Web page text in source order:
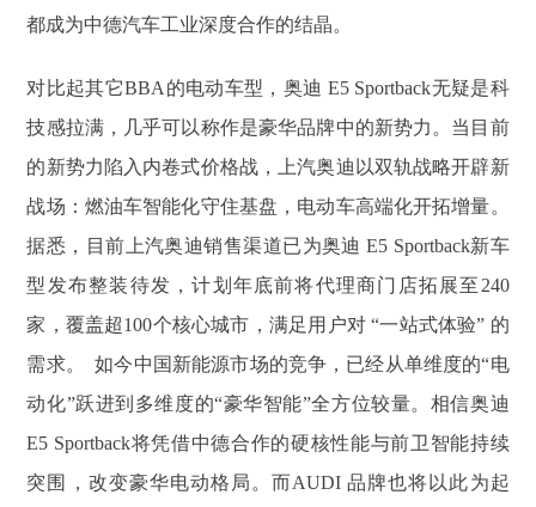
都成为中德汽车工业深度合作的结晶。
对比起其它BBA的电动车型，奥迪 E5 Sportback无疑是科
技感拉满，几乎可以称作是豪华品牌中的新势力。当目前
的新势力陷入内卷式价格战，上汽奥迪以双轨战略开辟新
战场：燃油车智能化守住基盘，电动车高端化开拓增量。
据悉，目前上汽奥迪销售渠道已为奥迪 E5 Sportback新车
型发布整装待发，计划年底前将代理商门店拓展至240
家，覆盖超100个核心城市，满足用户对 “一站式体验” 的
需求。 如今中国新能源市场的竞争，已经从单维度的“电
动化”跃进到多维度的“豪华智能”全方位较量。相信奥迪
E5 Sportback将凭借中德合作的硬核性能与前卫智能持续
突围，改变豪华电动格局。而AUDI 品牌也将以此为起